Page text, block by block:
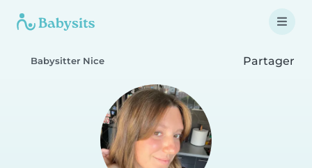
Babysitter Nice Partager